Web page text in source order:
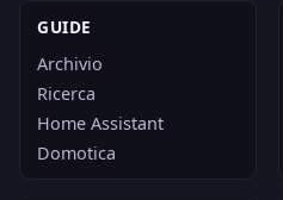
GUIDE
Archivio
Ricerca
Home Assistant
Domotica